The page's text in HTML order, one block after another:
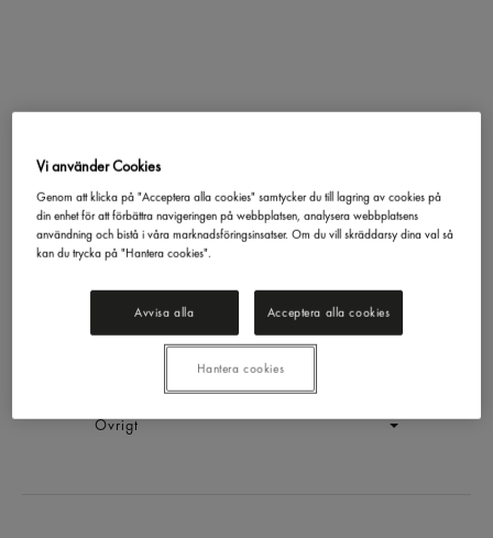
Twix50g
EAN: 5000159559652
Generell produktinfo
Innehållsförteckning
Övrigt
Vi använder Cookies
Genom att klicka på "Acceptera alla cookies" samtycker du till lagring av cookies på
din enhet för att förbättra navigeringen på webbplatsen, analysera webbplatsens
användning och bistå i våra marknadsföringsinsatser. Om du vill skräddarsy dina val så
kan du trycka på "Hantera cookies".
Avvisa alla Acceptera alla cookies
Hantera cookies